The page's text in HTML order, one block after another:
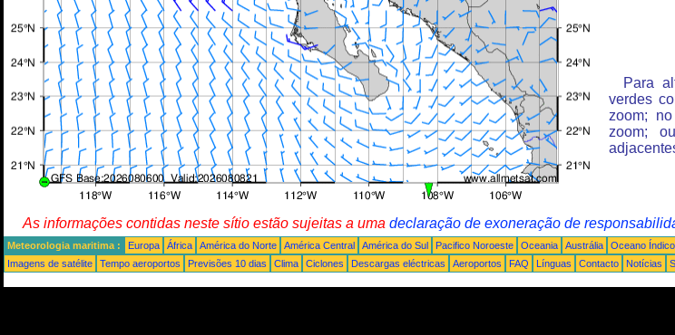
Para
verdes
zoom;
zoom;
As informações contidas neste sítio estão sujeitas a uma declaração de exoneração de
Meteorologia maritima : Europa África América do Norte América Central América do Sul Pacifico Noroeste Oceania Austrália Oceano Índico
Imagens de satélite
Tempo aeroportos Previsões 10 dias Clima Ciclones Descargas eléctricas Aeroportos FAQ Línguas Contacto Notícias